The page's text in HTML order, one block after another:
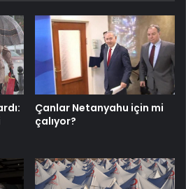
Çanlar Netanyahu için mi
çalıyor?